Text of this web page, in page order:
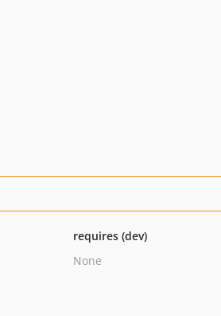
requires (dev)
None